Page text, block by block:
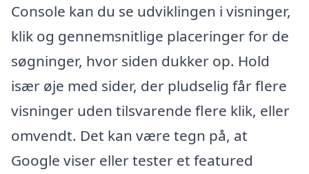
Console kan du se udviklingen i visninger,
klik og gennemsnitlige placeringer for de
søgninger, hvor siden dukker op. Hold
især øje med sider, der pludselig får flere
visninger uden tilsvarende flere klik, eller
omvendt. Det kan være tegn på, at
Google viser eller tester et featured